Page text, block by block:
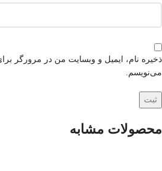
ذخیره نام، ایمیل و وبسایت من در مرورگر
می‌نویسم.
محصولات مشابه